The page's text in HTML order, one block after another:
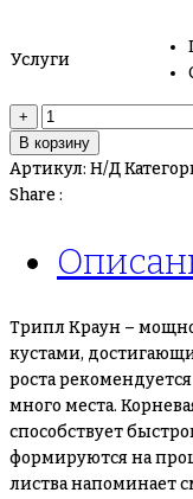
Услуги
+
Количество
товара
Ежевика
Трипл
В корзину
Артикул: Н/Д
Share :
Трипл Краун –
кустами,
роста
много места.
способствует
формируются на
листва напоминает